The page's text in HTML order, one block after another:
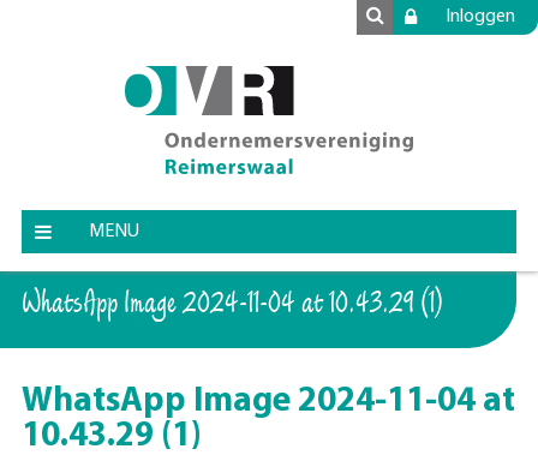
Inloggen
MENU
WhatsApp Image 2024-11-04 at 10.43.29 (1)
WhatsApp Image 2024-11-04 at
10.43.29 (1)